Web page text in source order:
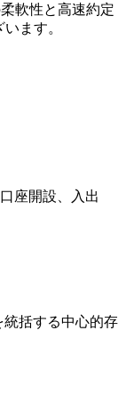
軟性と高速約定
ます。
座開設、入出
括する中心的存